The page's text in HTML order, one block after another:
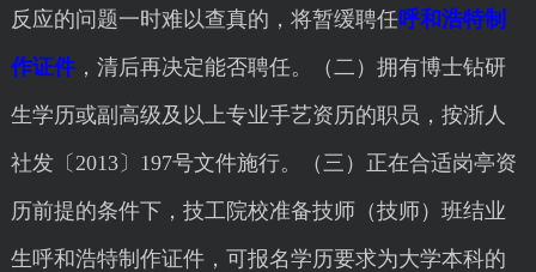
反应的问题一时难以查真的，将暂缓聘任呼和浩特制
作证件，清后再决定能否聘任。（二）拥有博士钻研
生学历或副高级及以上专业手艺资历的职员，按浙人
社发〔2013〕197号文件施行。（三）正在合适岗亭资
历前提的条件下，技工院校准备技师（技师）班结业
生呼和浩特制作证件，可报名学历要求为大学本科的